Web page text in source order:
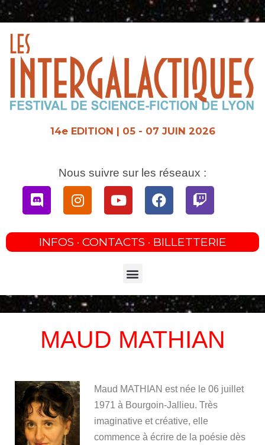
Aller
au
14e EDITION | 05 - 07 JUIN 2026
Nous suivre sur les réseaux :
DiscordInstagramYoutubeFacebookTwitch
INFOS · CONTACTS · BILLETTERIE
Menu
MAUD MATHIAN
Maud MATHIAN est née le 06 juillet
1971 à Bourgoin-Jallieu. Très
imaginative et créative, elle
commence à écrire de la poésie dès